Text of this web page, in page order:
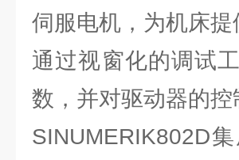
伺服电机，为机床
通过视窗化的调试
数，并对驱动器的
SINUMERIK802D